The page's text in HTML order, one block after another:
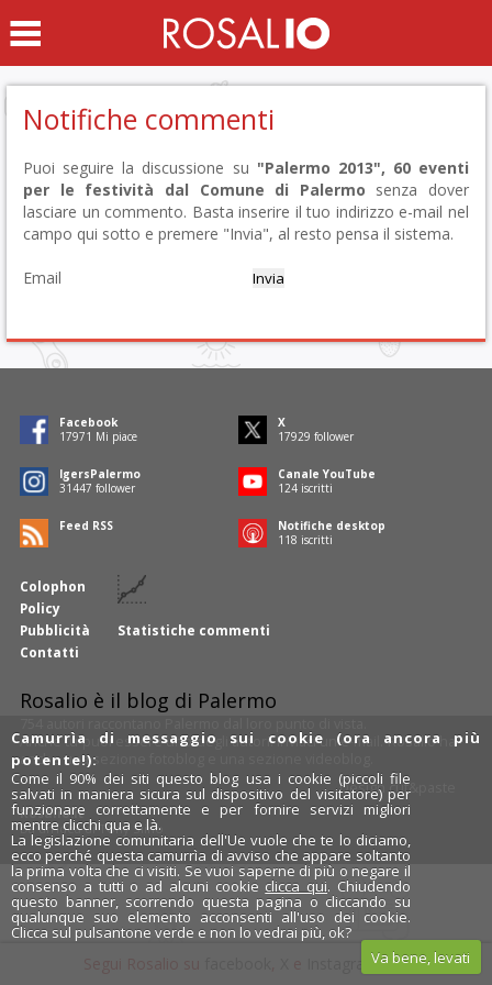
Notifiche commenti
Puoi seguire la discussione su "Palermo 2013", 60 eventi
per le festività dal Comune di Palermo senza dover
lasciare un commento. Basta inserire il tuo indirizzo e-mail nel
campo qui sotto e premere "Invia", al resto pensa il sistema.
Email
Colophon
Policy
Pubblicità
Contatti
Statistiche commenti
Facebook
18212 Mi piace
X
18171 follower
IgersPalermo
31871 follower
Canale YouTube
125iscritti
Feed RSS
Notifiche desktop
120 iscritti
Rosalio è il blog di Palermo
Anche tu puoi essere uno degli autori: inviaci un'e-mail
. Rosalio ha
anche una sezione
Designcut&paste
Rosalio.it
Da un'idea diTony Siino
x
Instagram
Camurrìa di messaggio sui cookie (ora ancora più
potente!):
Come il 90% dei siti questo blog usa i cookie (piccoli file
salvati in maniera sicura sul dispositivo del visitatore) per
funzionare correttamente e per fornire servizi migliori
mentre clicchi qua e là.
La legislazione comunitaria dell'Ue vuole che te lo diciamo,
ecco perché questa camurrìa di avviso che appare soltanto
la prima volta che ci visiti. Se vuoi saperne di più o negare il
consenso a tutti o ad alcuni cookie clicca qui. Chiudendo
questo banner, scorrendo questa pagina o cliccando su
qualunque suo elemento acconsenti all'uso dei cookie.
Clicca sul pulsantone verde e non lo vedrai più, ok?
Va bene, levati